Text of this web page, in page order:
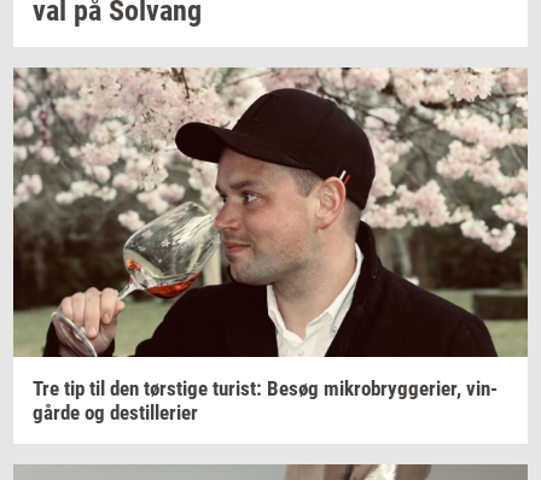
val på Solvang
Tre tip til den tørsti­ge turist: Besøg mi­kro­bryg­ge­ri­er, vin­
går­de og destil­le­ri­er